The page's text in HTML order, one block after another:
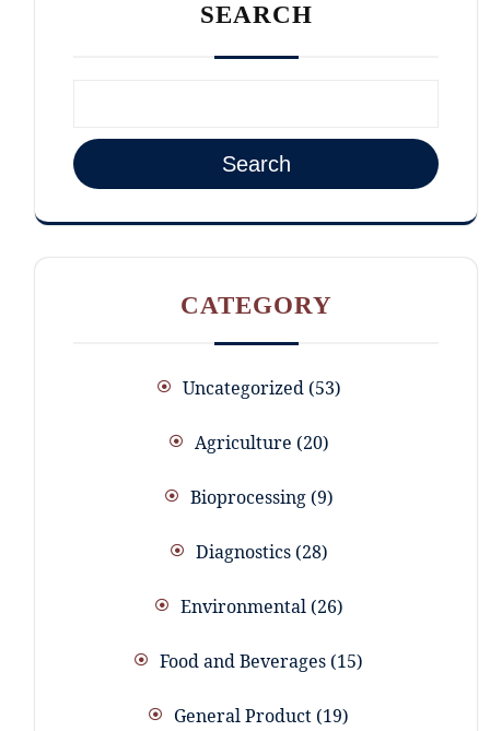
SEARCH
Search
CATEGORY
Uncategorized 53
Agriculture 20
Bioprocessing 9
Diagnostics 28
Environmental 26
Food and Beverages 15
General Product 19